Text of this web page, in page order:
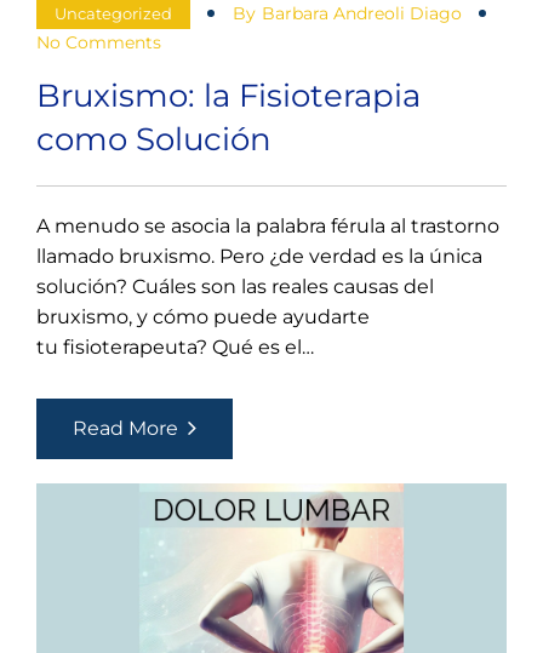
Uncategorized By Barbara Andreoli Diago
No Comments
Bruxismo: la Fisioterapia
como Solución
A menudo se asocia la palabra férula al trastorno
llamado bruxismo. Pero ¿de verdad es la única
solución? Cuáles son las reales causas del
bruxismo, y cómo puede ayudarte
tu fisioterapeuta? Qué es el…
Read More Bruxismo:
la
Fisioterapia
como